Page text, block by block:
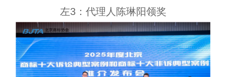
左3：代理人陈琳阳领奖